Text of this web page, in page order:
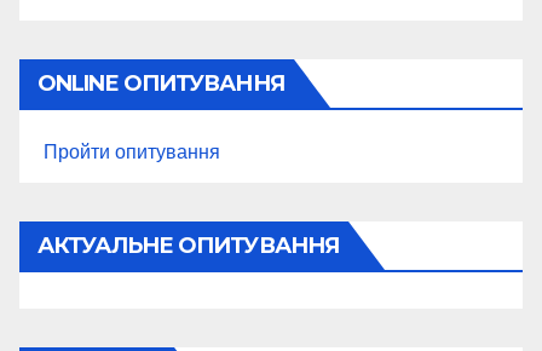
ONLINE ОПИТУВАННЯ
Пройти опитування
АКТУАЛЬНЕ ОПИТУВАННЯ